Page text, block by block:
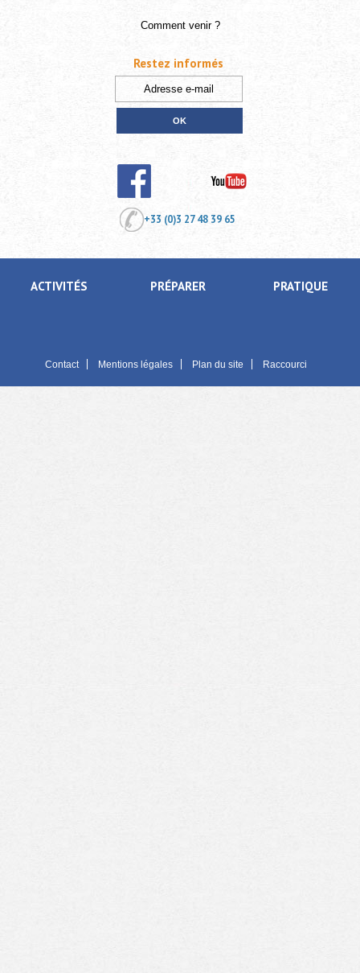
Comment venir ?
+33 (0)3 27 48 39 65
ACTIVITÉS PRÉPARER PRATIQUE
Contact Mentions légales Plan du site Raccourci
Restez informés